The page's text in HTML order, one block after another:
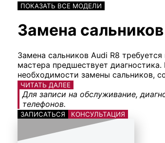
ПОКАЗАТЬ ВСЕ МОДЕЛИ
Замена
Замена сальников Audi R8
мастера предшествует
необходимости замены сальников,
ЧИТАТЬ ДАЛЕЕ
Для записи на обслуживание,
телефонов.
ЗАПИСАТЬСЯ КОНСУЛЬТАЦИЯ